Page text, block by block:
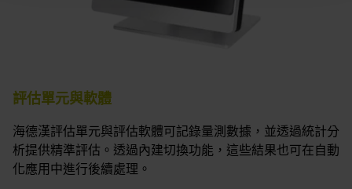
評估單元與軟體
海德漢評估單元與評估軟體可記錄量測數據，並透過統計分
析提供精準評估。透過內建切換功能，這些結果也可在自動
化應用中進行後續處理。